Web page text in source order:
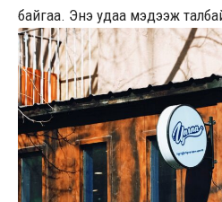
байгаа. Энэ удаа мэдээж